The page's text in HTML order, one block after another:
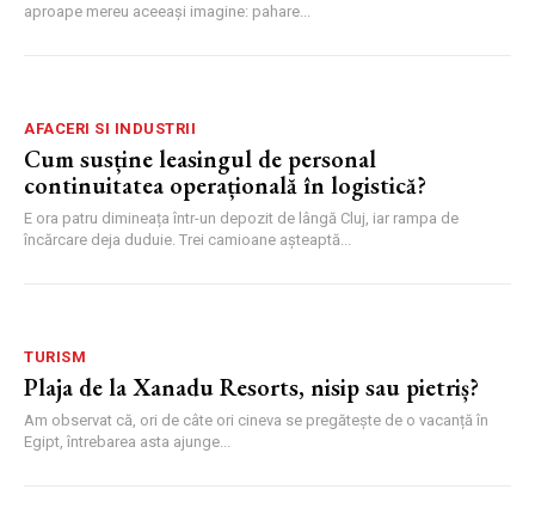
aproape mereu aceeași imagine: pahare...
AFACERI SI INDUSTRII
Cum susține leasingul de personal
continuitatea operațională în logistică?
E ora patru dimineața într-un depozit de lângă Cluj, iar rampa de
încărcare deja duduie. Trei camioane așteaptă...
TURISM
Plaja de la Xanadu Resorts, nisip sau pietriș?
Am observat că, ori de câte ori cineva se pregătește de o vacanță în
Egipt, întrebarea asta ajunge...